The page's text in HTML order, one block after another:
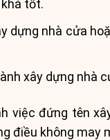
tốt.
dựng nhà cửa
xây dựng nhà
việc đứng tên
điều không may